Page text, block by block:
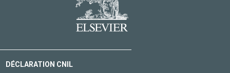
DÉCLARATION CNIL